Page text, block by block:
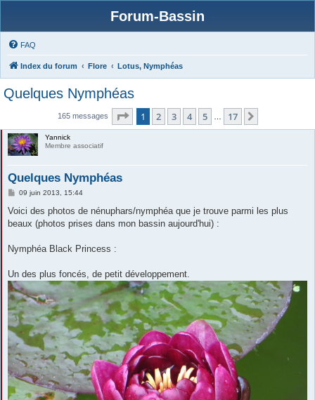
Forum-Bassin
FAQ
Index du forum Flore Lotus, Nymphéas
Quelques Nymphéas
165 messages Page 1sur17
1 2 3 4 5 17
Yannick
Membre associatif
Quelques Nymphéas
M
s
a
09 juin 2013, 15:44
Voici des photos de nénuphars/nymphéa que je trouve parmi les plus
beaux (photos prises dans mon bassin aujourd'hui) :
Nymphéa Black Princess :
Un des plus foncés, de petit développement.